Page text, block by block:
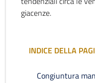
giacenze.
INDICE DELLA
Congiuntura